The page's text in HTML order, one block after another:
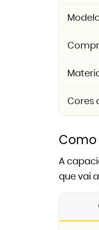
Cores
Como
A
que vai